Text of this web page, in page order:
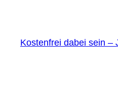
Kostenfrei dabei sein –